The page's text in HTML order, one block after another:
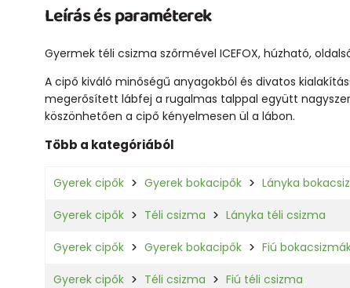
Leírás és paraméterek
Gyermek téli csizma szőrmével ICEFOX, húzható,
A cipő kiváló minőségű anyagokból és divatos
megerősített lábfej a rugalmas talppal együtt
köszönhetően a cipő kényelmesen ül a lábon.
Több a kategóriából
Gyerek cipők Gyerek bokacipők Lányka
Gyerek cipők Téli csizma Lányka téli csizma
Gyerek cipők Gyerek bokacipők Fiú
Gyerek cipők Téli csizma Fiú téli csizma